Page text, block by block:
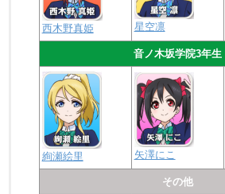
西木野真姫 星空凛
音ノ木坂学院3年生
絢瀬絵里 矢澤にこ
その他